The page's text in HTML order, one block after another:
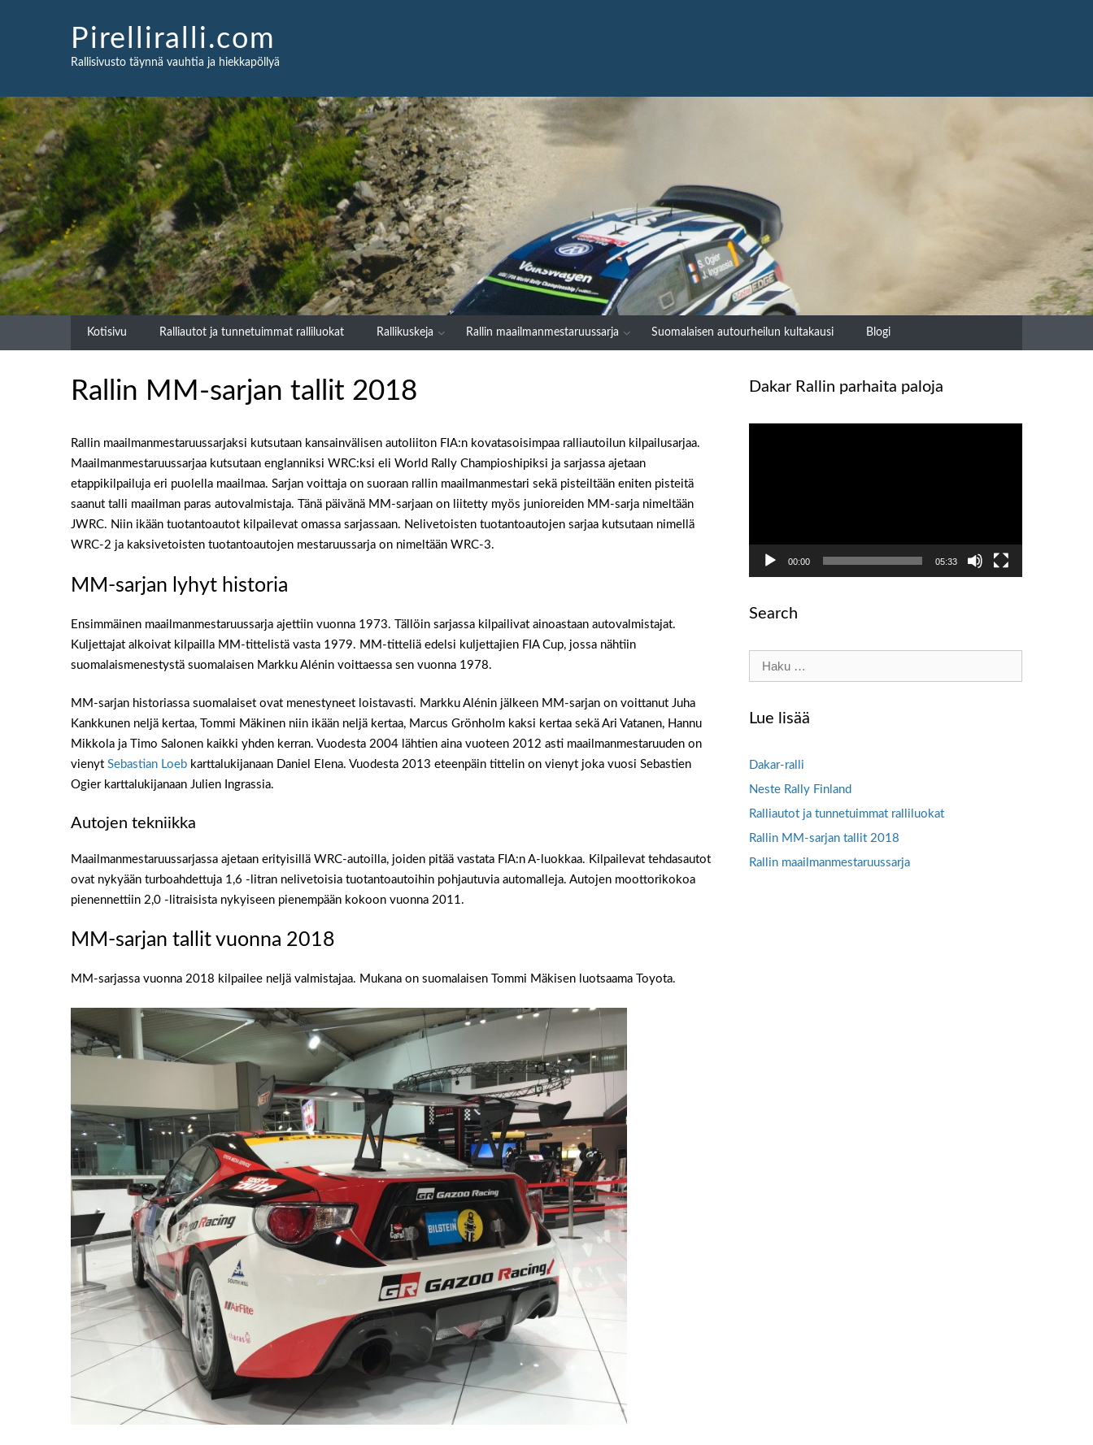
Pirelliralli.com
Rallisivusto täynnä vauhtia ja hiekkapöllyä
Kotisivu Ralliautot ja tunnetuimmat ralliluokat Rallikuskeja Rallin maailmanmestaruussarja Suomalaisen autourheilun kultakausi Blogi
Rallin MM-sarjan tallit 2018
Rallin maailmanmestaruussarjaksi kutsutaan kansainvälisen autoliiton FIA:n kovatasoisimpaa ralliautoilun kilpailusarjaa.
Maailmanmestaruussarjaa kutsutaan englanniksi WRC:ksi eli World Rally Champioshipiksi ja sarjassa ajetaan
etappikilpailuja eri puolella maailmaa. Sarjan voittaja on suoraan rallin maailmanmestari sekä pisteiltään eniten pisteitä
saanut talli maailman paras autovalmistaja. Tänä päivänä MM-sarjaan on liitetty myös junioreiden MM-sarja nimeltään
JWRC. Niin ikään tuotantoautot kilpailevat omassa sarjassaan. Nelivetoisten tuotantoautojen sarjaa kutsutaan nimellä
WRC-2 ja kaksivetoisten tuotantoautojen mestaruussarja on nimeltään WRC-3.
MM-sarjan lyhyt historia
Ensimmäinen maailmanmestaruussarja ajettiin vuonna 1973. Tällöin sarjassa kilpailivat ainoastaan autovalmistajat.
Kuljettajat alkoivat kilpailla MM-tittelistä vasta 1979. MM-titteliä edelsi kuljettajien FIA Cup, jossa nähtiin
suomalaismenestystä suomalaisen Markku Alénin voittaessa sen vuonna 1978.
MM-sarjan historiassa suomalaiset ovat menestyneet loistavasti. Markku Alénin jälkeen MM-sarjan on voittanut Juha
Kankkunen neljä kertaa, Tommi Mäkinen niin ikään neljä kertaa, Marcus Grönholm kaksi kertaa sekä Ari Vatanen, Hannu
Mikkola ja Timo Salonen kaikki yhden kerran. Vuodesta 2004 lähtien aina vuoteen 2012 asti maailmanmestaruuden on
vienyt Sebastian Loeb karttalukijanaan Daniel Elena. Vuodesta 2013 eteenpäin tittelin on vienyt joka vuosi Sebastien
Ogier karttalukijanaan Julien Ingrassia.
Autojen tekniikka
Maailmanmestaruussarjassa ajetaan erityisillä WRC-autoilla, joiden pitää vastata FIA:n A-luokkaa. Kilpailevat tehdasautot
ovat nykyään turboahdettuja 1,6 -litran nelivetoisia tuotantoautoihin pohjautuvia automalleja. Autojen moottorikokoa
pienennettiin 2,0 -litraisista nykyiseen pienempään kokoon vuonna 2011.
MM-sarjan tallit vuonna 2018
MM-sarjassa vuonna 2018 kilpailee neljä valmistajaa. Mukana on suomalaisen Tommi Mäkisen luotsaama Toyota.
Dakar Rallin parhaita paloja
00:00 05:33
Search
Haku:
Lue lisää
Dakar-ralli
Neste Rally Finland
Ralliautot ja tunnetuimmat ralliluokat
Rallin MM-sarjan tallit 2018
Rallin maailmanmestaruussarja